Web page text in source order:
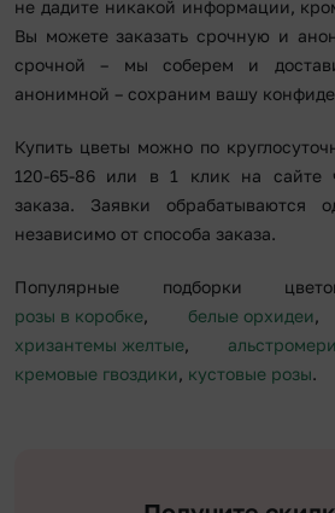
не дадите никакой информации,
Вы можете заказать срочную и
срочной – мы соберем и
анонимной – сохраним вашу
Купить цветы можно по
120-65-86 или в 1 клик на сайте
заказа. Заявки обрабатываются
независимо от способа заказа.
Популярные подборки
розы в коробке, белые орхидеи
хризантемы желтые,
кремовые гвоздики, кустовые розы.